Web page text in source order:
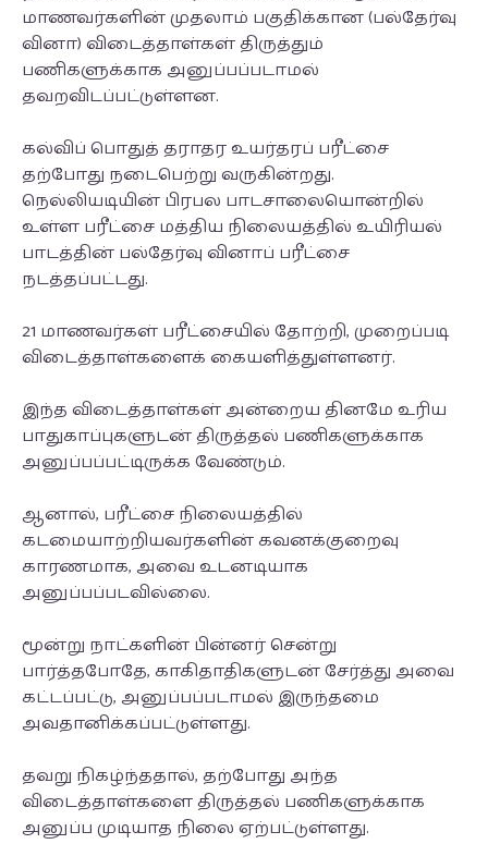
மாணவர்களின் முதலாம் பகுதிக்கான (பல்தேர்வு
வினா) விடைத்தாள்கள் திருத்தும்
பணிகளுக்காக அனுப்பப்படாமல்
தவறவிடப்பட்டுள்ளன.
கல்விப் பொதுத் தராதர உயர்தரப் பரீட்சை
தற்போது நடைபெற்று வருகின்றது.
நெல்லியடியின் பிரபல பாடசாலையொன்றில்
உள்ள பரீட்சை மத்திய நிலையத்தில் உயிரியல்
பாடத்தின் பல்தேர்வு வினாப் பரீட்சை
நடத்தப்பட்டது.
21 மாணவர்கள் பரீட்சையில் தோற்றி, முறைப்படி
விடைத்தாள்களைக் கையளித்துள்ளனர்.
இந்த விடைத்தாள்கள் அன்றைய தினமே உரிய
பாதுகாப்புகளுடன் திருத்தல் பணிகளுக்காக
அனுப்பப்பட்டிருக்க வேண்டும்.
ஆனால், பரீட்சை நிலையத்தில்
கடமையாற்றியவர்களின் கவனக்குறைவு
காரணமாக, அவை உடனடியாக
அனுப்பப்படவில்லை.
மூன்று நாட்களின் பின்னர் சென்று
பார்த்தபோதே, காகிதாதிகளுடன் சேர்த்து அவை
கட்டப்பட்டு, அனுப்பப்படாமல் இருந்தமை
அவதானிக்கப்பட்டுள்ளது.
தவறு நிகழ்ந்ததால், தற்போது அந்த
விடைத்தாள்களை திருத்தல் பணிகளுக்காக
அனுப்ப முடியாத நிலை ஏற்பட்டுள்ளது.